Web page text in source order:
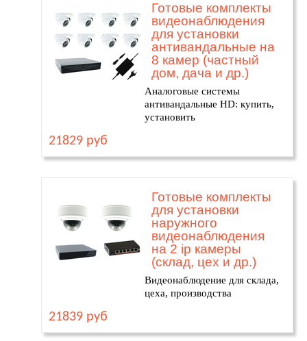
Готовые комплекты
видеонаблюдения
для установки
антивандальные на
8 камер (частный
дом, дача и др.)
Аналоговые системы
антивандальные HD: купить,
установить
21829 руб
Готовые комплекты
для установки
наружного
видеонаблюдения
на 2 ip камеры
(склад, цех и др.)
Видеонаблюдение для склада,
цеха, производства
21839 руб